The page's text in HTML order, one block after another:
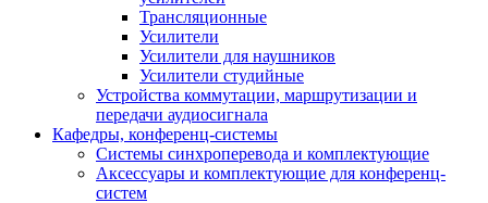
Трансляционные
Усилители
Усилители для наушников
Усилители студийные
Устройства коммутации, маршрутизации и
передачи аудиосигнала
Кафедры, конференц-системы
Cистемы синхроперевода и комплектующие
Аксессуары и комплектующие для конференц-
систем